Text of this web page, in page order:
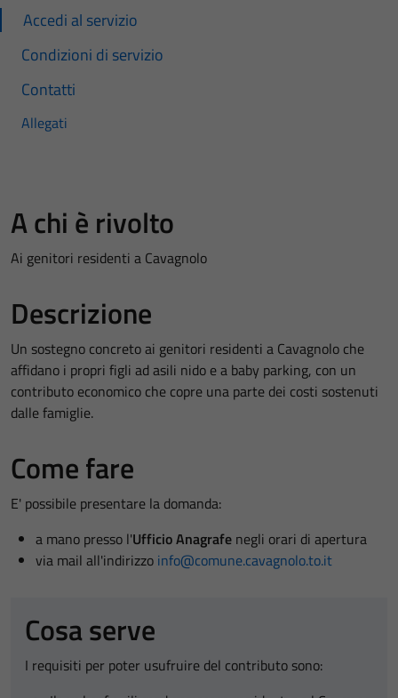
Accedi al servizio
Condizioni di servizio
Contatti
Allegati
A chi è rivolto
Ai genitori residenti a Cavagnolo
Descrizione
Un sostegno concreto ai genitori residenti a Cavagnolo che
affidano i propri figli ad asili nido e a baby parking, con un
contributo economico che copre una parte dei costi sostenuti
dalle famiglie.
Come fare
E' possibile presentare la domanda:
a mano presso l'Ufficio Anagrafe negli orari di apertura
via mail all'indirizzo info@comune.cavagnolo.to.it
Cosa serve
I requisiti per poter usufruire del contributo sono: